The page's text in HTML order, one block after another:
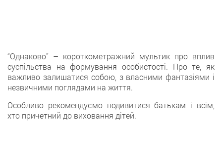
“Однаково” – короткометражний мультик про вплив
суспільства на формування особистості. Про те, як
важливо залишатися собою, з власними фантазіями і
незвичними поглядами на життя.
Особливо рекомендуємо подивитися батькам і всім,
хто причетний до виховання дітей.